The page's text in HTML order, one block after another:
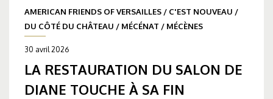
AMERICAN FRIENDS OF VERSAILLES / C'EST NOUVEAU /
DU CÔTÉ DU CHÂTEAU / MÉCÉNAT / MÉCÈNES
30 avril 2026
LA RESTAURATION DU SALON DE
DIANE TOUCHE À SA FIN